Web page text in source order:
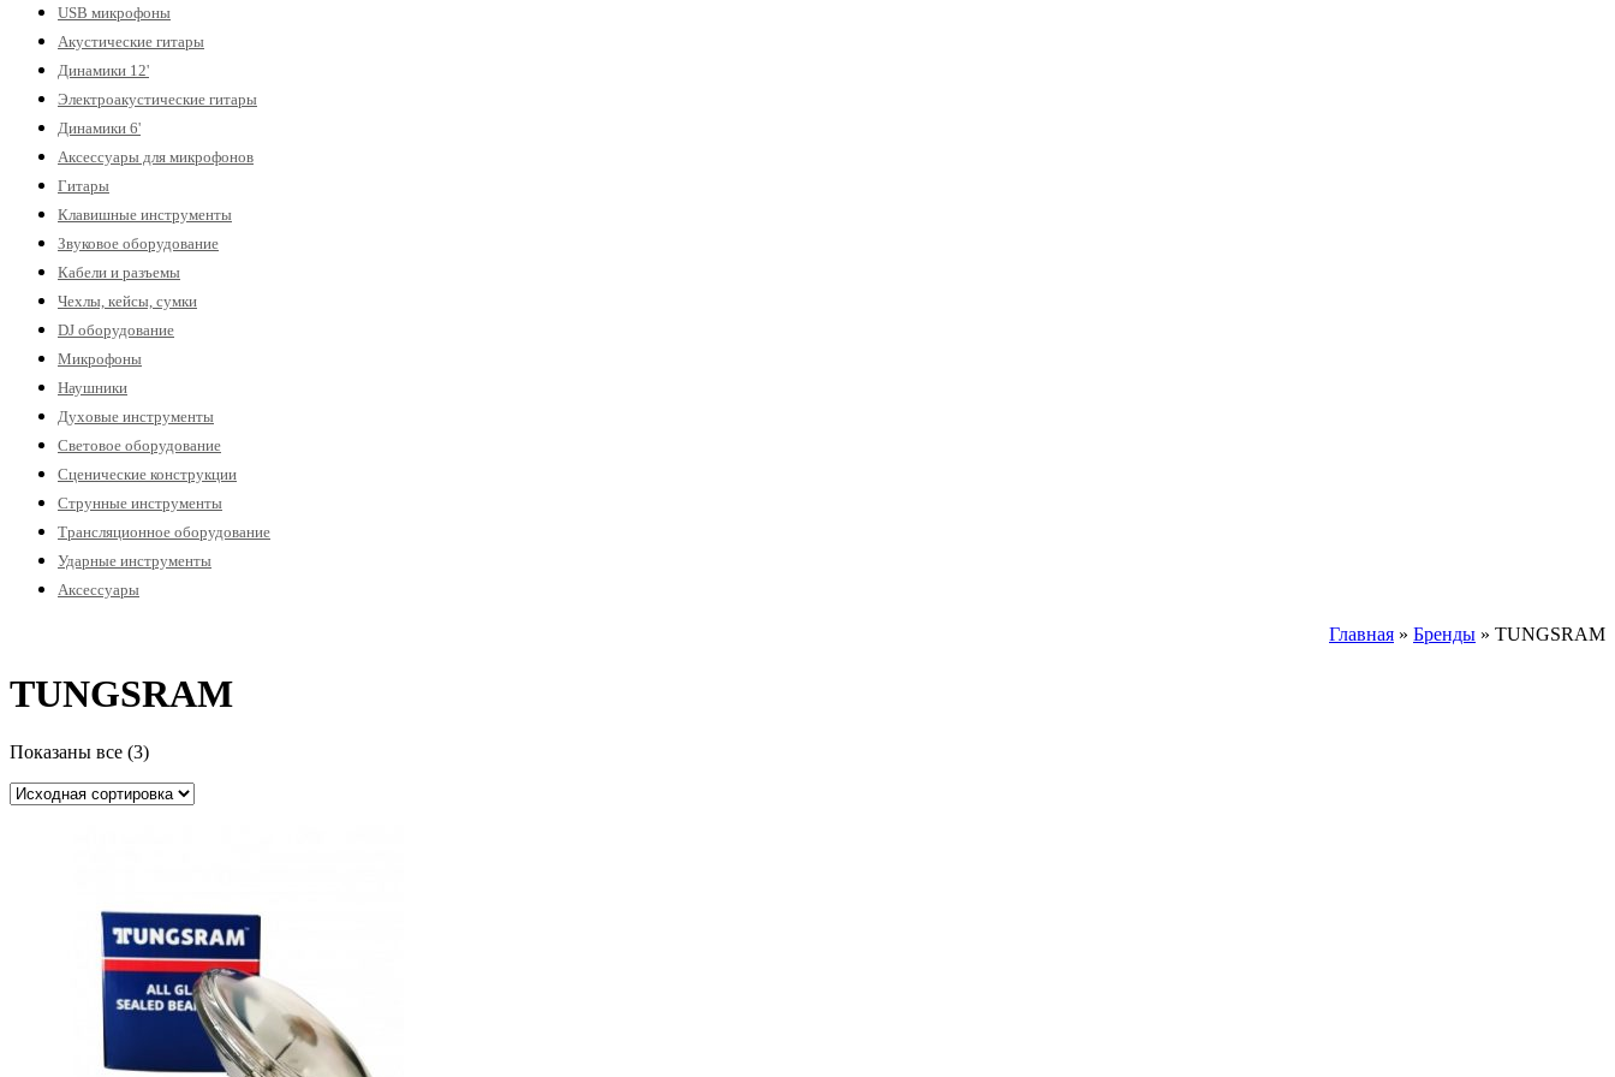
USB микрофоны
Акустические гитары
Динамики 12'
Электроакустические гитары
Динамики 6'
Аксессуары для микрофонов
Гитары
Клавишные инструменты
Звуковое оборудование
Кабели и разъемы
Чехлы, кейсы, сумки
DJ оборудование
Микрофоны
Наушники
Духовые инструменты
Световое оборудование
Сценические конструкции
Струнные инструменты
Трансляционное оборудование
Ударные инструменты
Аксессуары
Главная » Бренды » TUNGSRAM
TUNGSRAM
Показаны все (3)